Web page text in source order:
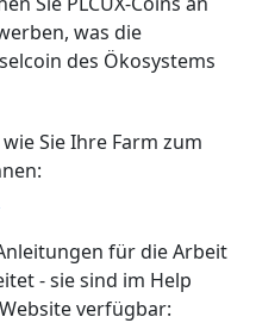
was die
des Ökosystems
Sie Ihre Farm zum
für die Arbeit
- sie sind im Help
verfügbar: